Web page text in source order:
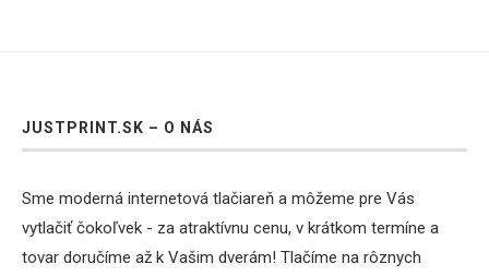
JUSTPRINT.SK – O NÁS
Sme moderná internetová tlačiareň a môžeme pre Vás
vytlačiť čokoľvek - za atraktívnu cenu, v krátkom termíne a
tovar doručíme až k Vašim dverám! Tlačíme na rôznych